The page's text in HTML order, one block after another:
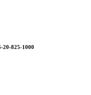
20-825-1000